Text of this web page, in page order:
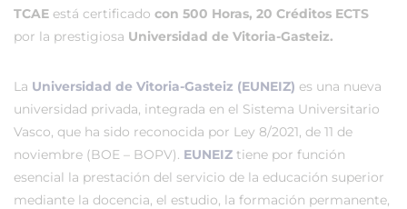
TCAE está certificado con 500 Horas, 20 Créditos ECTS
por la prestigiosa Universidad de Vitoria-Gasteiz.
La Universidad de Vitoria-Gasteiz (EUNEIZ) es una nueva
universidad privada, integrada en el Sistema Universitario
Vasco, que ha sido reconocida por Ley 8/2021, de 11 de
noviembre (BOE – BOPV). EUNEIZ tiene por función
esencial la prestación del servicio de la educación superior
mediante la docencia, el estudio, la formación permanente,